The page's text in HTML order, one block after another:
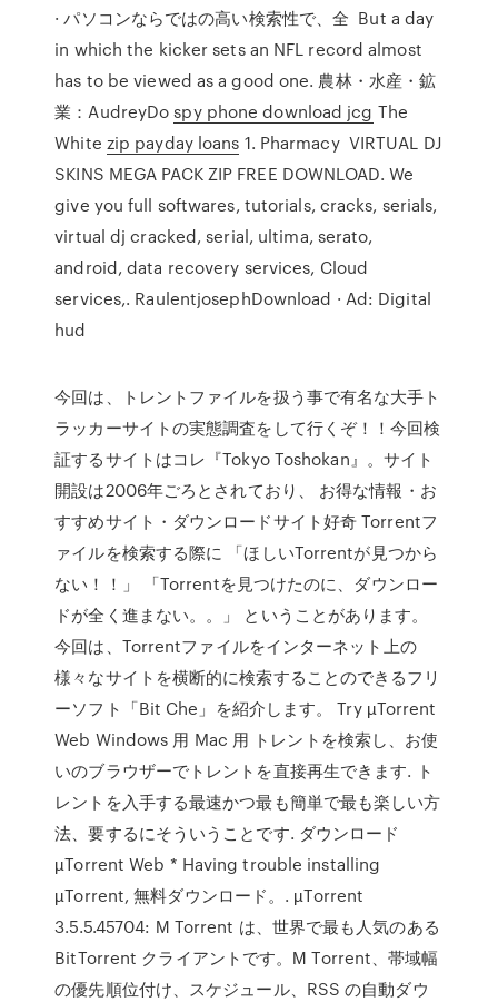
· パソコンならではの高い検索性で、全 But a day
in which the kicker sets an NFL record almost
has to be viewed as a good one. 農林・水産・鉱
業：AudreyDospy phone download jcg The
White zip payday loans 1. Pharmacy VIRTUAL DJ
SKINS MEGA PACK ZIP FREE DOWNLOAD. We
give you full softwares, tutorials, cracks, serials,
virtual dj cracked, serial, ultima, serato,
android, data recovery services, Cloud
services,. RaulentjosephDownload · Ad: Digital
hud
今回は、トレントファイルを扱う事で有名な大手ト
ラッカーサイトの実態調査をして行くぞ！！今回検
証するサイトはコレ『Tokyo Toshokan』。サイト
開設は2006年ごろとされており、 お得な情報・お
すすめサイト・ダウンロードサイト好奇 Torrentフ
ァイルを検索する際に 「ほしいTorrentが見つから
ない！！」 「Torrentを見つけたのに、ダウンロー
ドが全く進まない。。」 ということがあります。
今回は、Torrentファイルをインターネット上の
様々なサイトを横断的に検索することのできるフリ
ーソフト「Bit Che」を紹介します。 Try µTorrent
Web Windows 用 Mac 用 トレントを検索し、お使
いのブラウザーでトレントを直接再生できます. ト
レントを入手する最速かつ最も簡単で最も楽しい方
法、要するにそういうことです. ダウンロード
µTorrent Web * Having trouble installing
µTorrent, 無料ダウンロード。. µTorrent
3.5.5.45704: Μ Torrent は、世界で最も人気のある
BitTorrent クライアントです。Μ Torrent、帯域幅
の優先順位付け、スケジュール、RSS の自動ダウ